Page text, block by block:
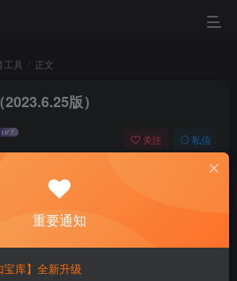
工具 正文
版）
关注 私信
up the dream just a dream.
努力了才叫梦想
为压缩包以方便分享，涉及较多
重要通知
库】全新升级